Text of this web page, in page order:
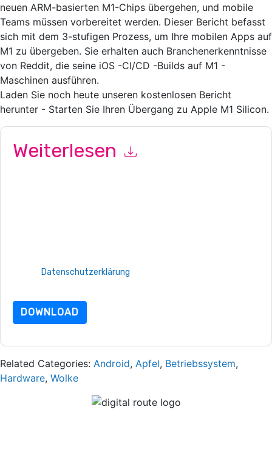
neuen ARM-basierten M1-Chips übergehen, und mobile
Teams müssen vorbereitet werden. Dieser Bericht befasst
sich mit dem 3-stufigen Prozess, um Ihre mobilen Apps auf
M1 zu übergeben. Sie erhalten auch Branchenerkenntnisse
von Reddit, die seine iOS -CI/CD -Builds auf M1 -
Maschinen ausführen.
Laden Sie noch heute unseren kostenlosen Bericht
herunter - Starten Sie Ihren Übergang zu Apple M1 Silicon.
Weiterlesen
Datenschutzerklärung
DOWNLOAD
Related Categories: Android, Apfel, Betriebssystem,
Hardware, Wolke